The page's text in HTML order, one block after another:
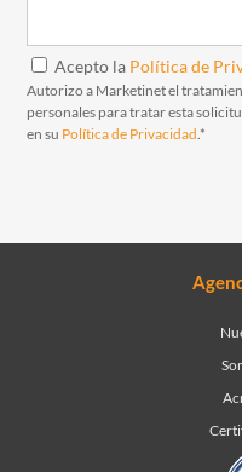
Acepto la Política de
Autorizo a Marketinet el
personales para tratar esta
en su Política de Privacidad.*